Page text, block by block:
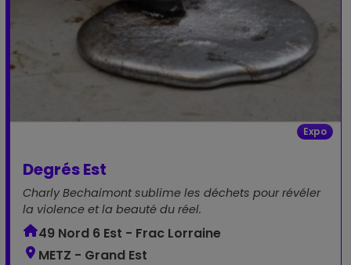
Expo
Degrés Est
Charly Bechaimont sublime les déchets pour révéler
la violence et la beauté du réel.
49 Nord 6 Est - Frac Lorraine
METZ - Grand Est